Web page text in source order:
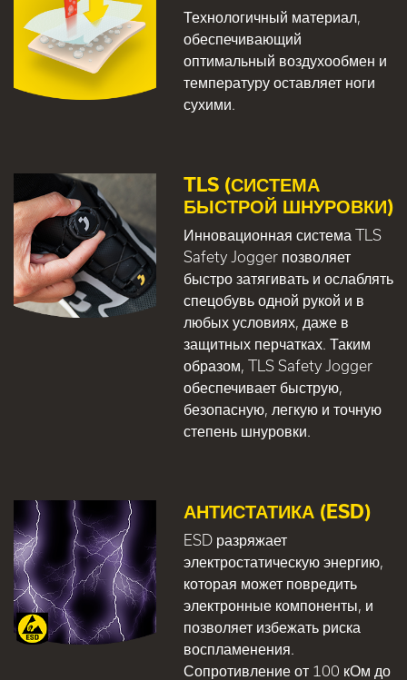
Технологичный материал,
обеспечивающий
оптимальный воздухообмен и
температуру оставляет ноги
сухими.
TLS (СИСТЕМА
БЫСТРОЙ ШНУРОВКИ)
Инновационная система TLS
Safety Jogger позволяет
быстро затягивать и ослаблять
спецобувь одной рукой и в
любых условиях, даже в
защитных перчатках. Таким
образом, TLS Safety Jogger
обеспечивает быструю,
безопасную, легкую и точную
степень шнуровки.
АНТИСТАТИКА (ESD)
ESD разряжает
электростатическую энергию,
которая может повредить
электронные компоненты, и
позволяет избежать риска
воспламенения.
Сопротивление от 100 кОм до